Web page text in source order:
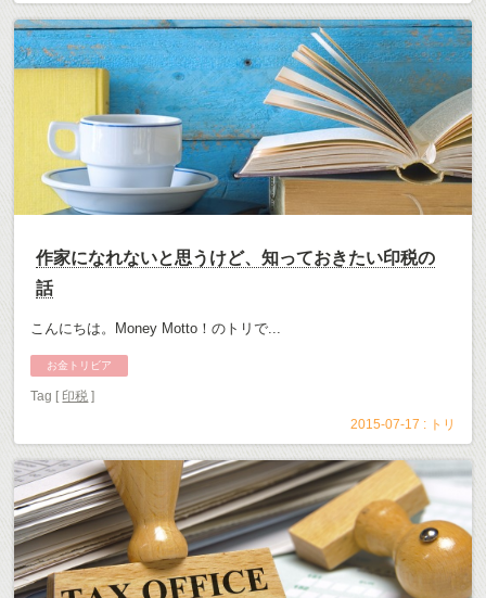
作家になれないと思うけど、知っておきたい印税の
話
こんにちは。Money Motto！のトリで...
お金トリビア
Tag [ 印税 ]
2015-07-17 : トリ